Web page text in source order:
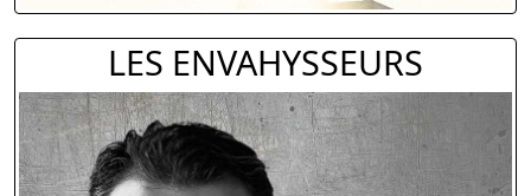
LES ENVAHYSSEURS